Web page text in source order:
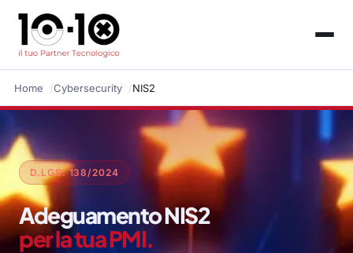
Home Cybersecurity NIS2
D.LGS. 138/2024
Adeguamento NIS2
per la tua PMI.